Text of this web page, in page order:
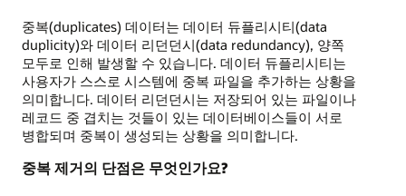
중복(duplicates) 데이터는 데이터 듀플리시티(data
duplicity)와 데이터 리던던시(data redundancy), 양쪽
모두로 인해 발생할 수 있습니다. 데이터 듀플리시티는
사용자가 스스로 시스템에 중복 파일을 추가하는 상황을
의미합니다. 데이터 리던던시는 저장되어 있는 파일이나
레코드 중 겹치는 것들이 있는 데이터베이스들이 서로
병합되며 중복이 생성되는 상황을 의미합니다.
중복 제거의 단점은 무엇인가요?